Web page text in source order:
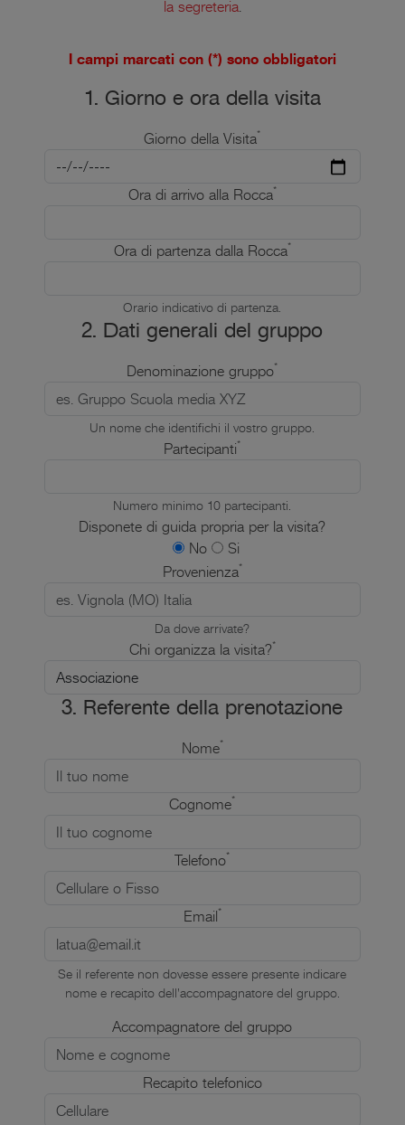
la segreteria.
I campi marcati con (*) sono obbligatori
1. Giorno e ora della visita
Giorno della Visita*
Ora di arrivo alla Rocca*
Ora di partenza dalla Rocca*
Orario indicativo di partenza.
2. Dati generali del gruppo
Denominazione gruppo*
Un nome che identifichi il vostro gruppo.
Partecipanti*
Numero minimo 10 partecipanti.
Disponete di guida propria per la visita?
No
Si
Provenienza*
Da dove arrivate?
Chi organizza la visita?*
3. Referente della prenotazione
Nome*
Cognome*
Telefono*
Email*
Se il referente non dovesse essere presente indicare
nome e recapito dell'accompagnatore del gruppo.
Accompagnatore del gruppo
Recapito telefonico